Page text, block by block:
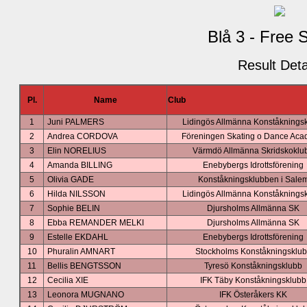
Blå 3 - Free
Result
Pl. Name Club
1 Juni PALMERS
Lidingös Allmänna
2
Andrea CORDOVA
Föreningen Skating o Dance
3
Elin NORELIUS
Värmdö Allmänna
4
Amanda BILLING
Enebybergs Idrottsförening
5
Olivia GADE
Konståkningsklubben i
6
Hilda NILSSON
Lidingös Allmänna
7
Sophie BELIN
Djursholms Allmänna SK
8
Ebba REMANDER MELKI
Djursholms Allmänna SK
9
Estelle EKDAHL
Enebybergs Idrottsförening
10
Phuralin AMNART
Stockholms
11
Bellis BENGTSSON
Tyresö Konståkningsklubb
12
Cecilia XIE
IFK Täby Konståkningsklubb
13
Leonora MUGNANO
IFK Österåkers KK